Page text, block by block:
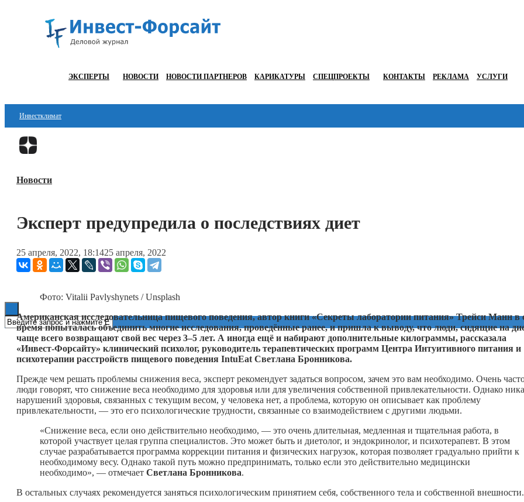
ЭКСПЕРТЫ НОВОСТИ НОВОСТИ ПАРТНЕРОВ КАРИКАТУРЫ СПЕЦПРОЕКТЫ КОНТАКТЫ РЕКЛАМА УСЛУГИ
Инвестклимат
Финансы
Блокчейн
ESG
Новости
Эксперт предупредила о последствиях диет
25 апреля, 2022, 18:1425 апреля, 2022
Фото: Vitalii Pavlyshynets / Unsplash
Американская исследовательница пищевого поведения, автор книги «Секреты лаборатории питания» Трейси Манн в
время попыталась объединить многие исследования, проведённые ранее, и пришла к выводу, что люди, сидящие на
чаще всего возвращают свой вес через 3–5 лет. А иногда ещё и набирают дополнительные килограммы, рассказала
«Инвест-Форсайту» клинический психолог, руководитель терапевтических программ Центра Интуитивного питания и
психотерапии расстройств пищевого поведения IntuEat Светлана Бронникова.
Прежде чем решать проблемы снижения веса, эксперт рекомендует задаться вопросом, зачем это вам необходимо. Очень
люди говорят, что снижение веса необходимо для здоровья или для увеличения собственной привлекательности. Однако
нарушений здоровья, связанных с текущим весом, у человека нет, а проблема, которую он описывает как проблему
привлекательности, — это его психологические трудности, связанные со взаимодействием с другими людьми.
«Снижение веса, если оно действительно необходимо, — это очень длительная, медленная и тщательная работа, в
которой участвует целая группа специалистов. Это может быть и диетолог, и эндокринолог, и психотерапевт. В этом
случае разрабатывается программа коррекции питания и физических нагрузок, которая позволяет градуально прийти к
необходимому весу. Однако такой путь можно предпринимать, только если это действительно медицински
необходимо», — отмечает Светлана Бронникова.
В остальных случаях рекомендуется заняться психологическим принятием себя, собственного тела и собственной внешности.